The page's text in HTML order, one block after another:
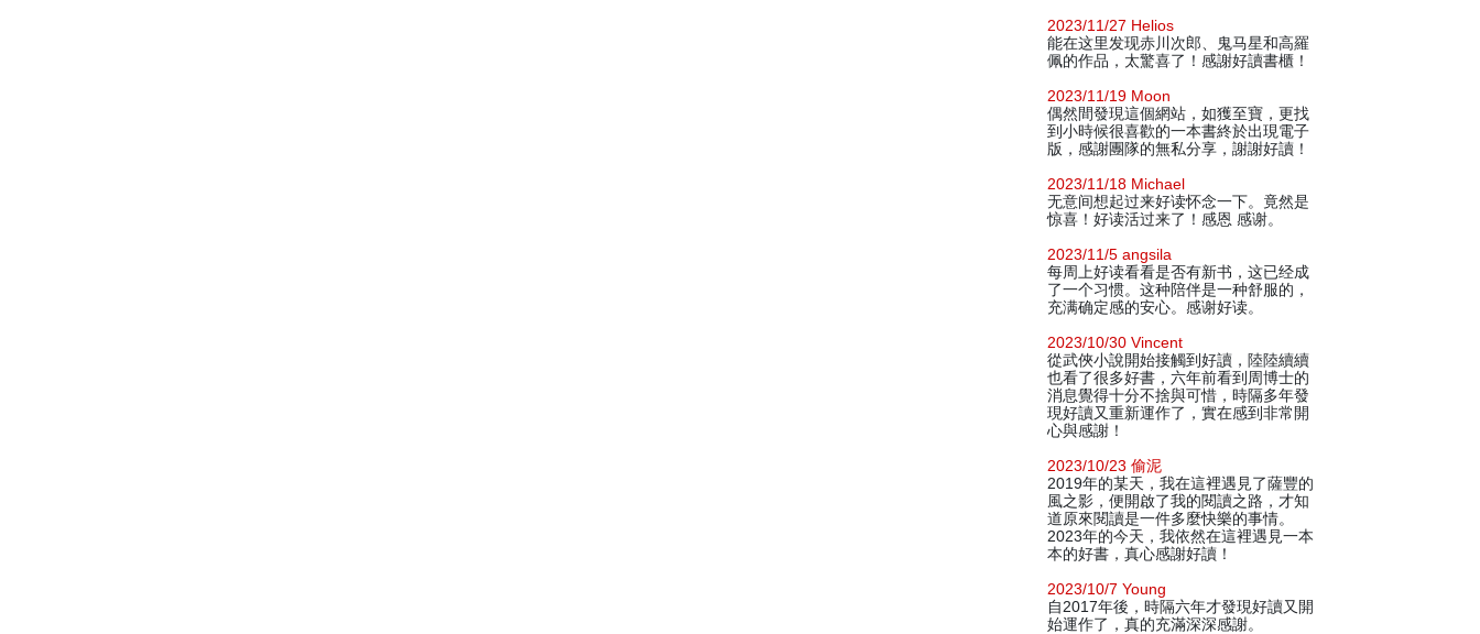
2023/11/27 Helios
能在这里发现赤川次郎、鬼马星和高羅
佩的作品，太驚喜了！感謝好讀書櫃！
2023/11/19 Moon
偶然間發現這個網站，如獲至寶，更找
到小時候很喜歡的一本書終於出現電子
版，感謝團隊的無私分享，謝謝好讀！
2023/11/18 Michael
无意间想起过来好读怀念一下。竟然是
惊喜！好读活过来了！感恩 感谢。
2023/11/5 angsila
每周上好读看看是否有新书，这已经成
了一个习惯。这种陪伴是一种舒服的，
充满确定感的安心。感谢好读。
2023/10/30 Vincent
從武俠小說開始接觸到好讀，陸陸續續
也看了很多好書，六年前看到周博士的
消息覺得十分不捨與可惜，時隔多年發
現好讀又重新運作了，實在感到非常開
心與感謝！
2023/10/23 偷泥
2019年的某天，我在這裡遇見了薩豐的
風之影，便開啟了我的閱讀之路，才知
道原來閱讀是一件多麼快樂的事情。
2023年的今天，我依然在這裡遇見一本
本的好書，真心感謝好讀！
2023/10/7 Young
自2017年後，時隔六年才發現好讀又開
始運作了，真的充滿深深感謝。